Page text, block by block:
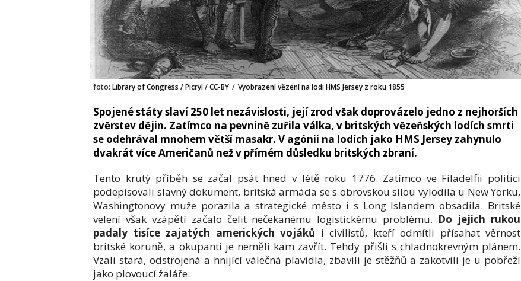
foto: Library of Congress / Picryl / CC-BY / Vyobrazení vězení na lodi HMS Jersey z roku 1855
Spojené státy slaví 250 let nezávislosti, její zrod však doprovázelo jedno z nejhorších
zvěrstev dějin. Zatímco na pevnině zuřila válka, v britských vězeňských lodích smrti
se odehrával mnohem větší masakr. V agónii na lodích jako HMS Jersey zahynulo
dvakrát více Američanů než v přímém důsledku britských zbraní.
Tento krutý příběh se začal psát hned v létě roku 1776. Zatímco ve Filadelfii politici
podepisovali slavný dokument, britská armáda se s obrovskou silou vylodila u New Yorku,
Washingtonovy muže porazila a strategické město i s Long Islandem obsadila. Britské
velení však vzápětí začalo čelit nečekanému logistickému problému. Do jejich rukou
padaly tisíce zajatých amerických vojáků i civilistů, kteří odmítli přísahat věrnost
britské koruně, a okupanti je neměli kam zavřít. Tehdy přišli s chladnokrevným plánem.
Vzali stará, odstrojená a hnijící válečná plavidla, zbavili je stěžňů a zakotvili je u pobřeží
jako plovoucí žaláře.